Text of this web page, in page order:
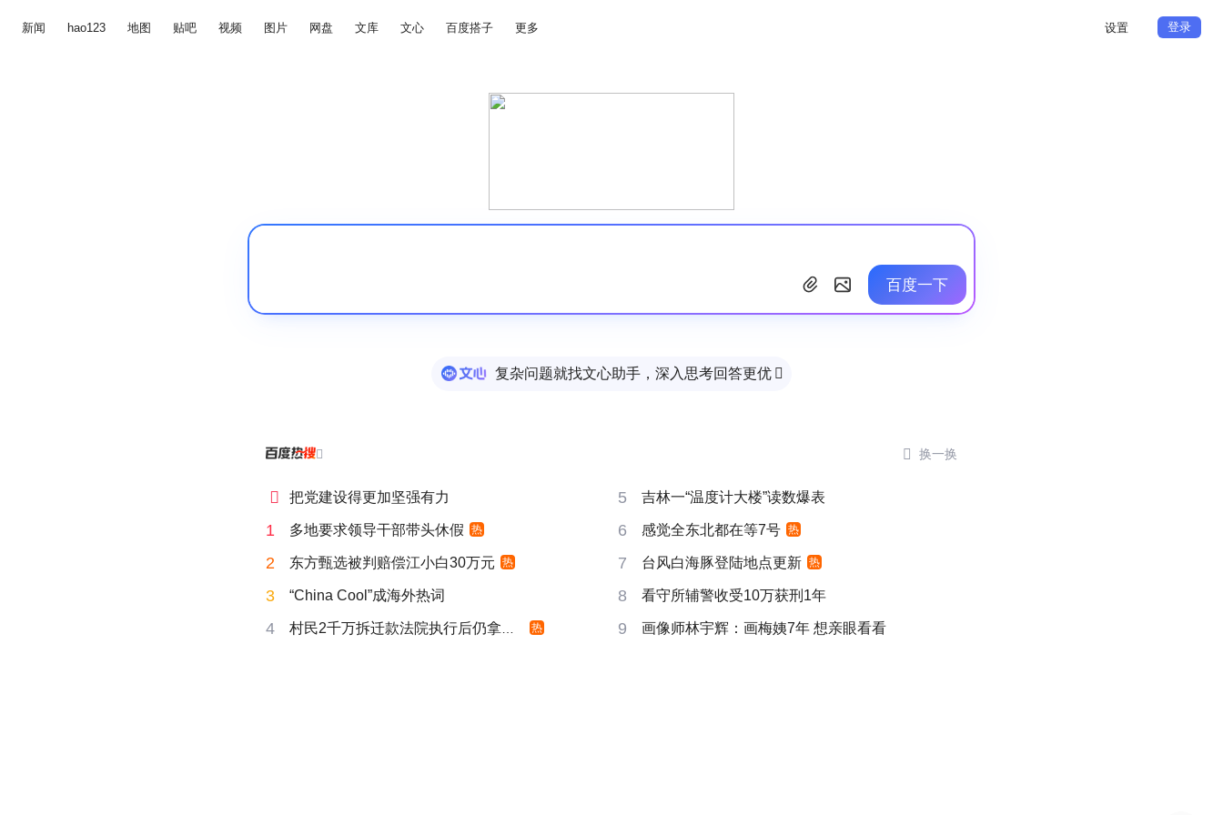
新闻 hao123 地图 贴吧 视频 图片 网盘 文库 文心 百度搭子 更多 设置 登录
百度一下
复杂问题就找文心助手，深入思考回答更优 
  换一换
 把党建设得更加坚强有力 5 吉林一“温度计大楼”读数爆表
1 多地要求领导干部带头休假 热 6 感觉全东北都在等7号 热
2 东方甄选被判赔偿江小白30万元 热 7 台风白海豚登陆地点更新 热
3 “China Cool”成海外热词 8 看守所辅警收受10万获刑1年
4 村民2千万拆迁款法院执行后仍拿不到 热 9 画像师林宇辉：画梅姨7年 想亲眼看看